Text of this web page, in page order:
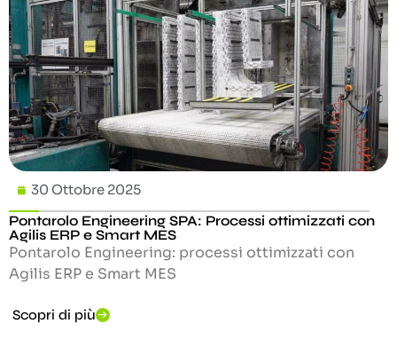
30 Ottobre 2025
Pontarolo Engineering SPA: Processi ottimizzati con
Agilis ERP e Smart MES
Pontarolo Engineering: processi ottimizzati con
Agilis ERP e Smart MES
Scopri di più